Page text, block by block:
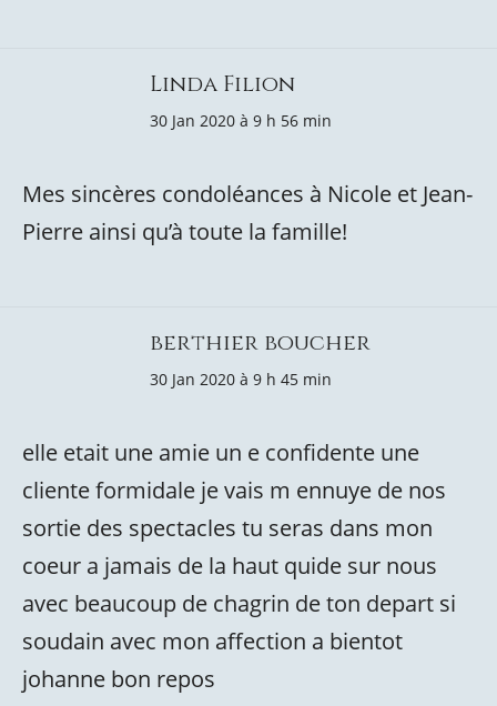
Linda Filion
30 Jan 2020 à 9 h 56 min
Mes sincères condoléances à Nicole et Jean-
Pierre ainsi qu’à toute la famille!
berthier boucher
30 Jan 2020 à 9 h 45 min
elle etait une amie un e confidente une
cliente formidale je vais m ennuye de nos
sortie des spectacles tu seras dans mon
coeur a jamais de la haut quide sur nous
avec beaucoup de chagrin de ton depart si
soudain avec mon affection a bientot
johanne bon repos